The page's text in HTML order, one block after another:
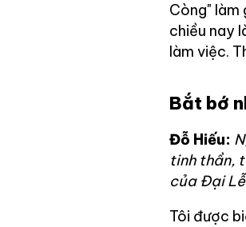
Còng" làm
chiều nay
làm việc.
Bắt bớ
Đỗ Hiếu:
tinh thần,
của Đại
Tôi được